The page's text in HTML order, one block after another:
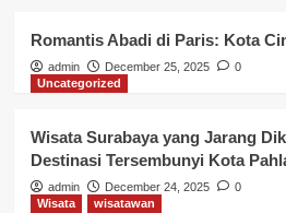
Romantis Abadi di Paris: Kota
admin December 25, 2025
0
Uncategorized
Wisata Surabaya yang Jarang
Destinasi Tersembunyi Kota
admin December 24, 2025
0
Wisata
wisatawan